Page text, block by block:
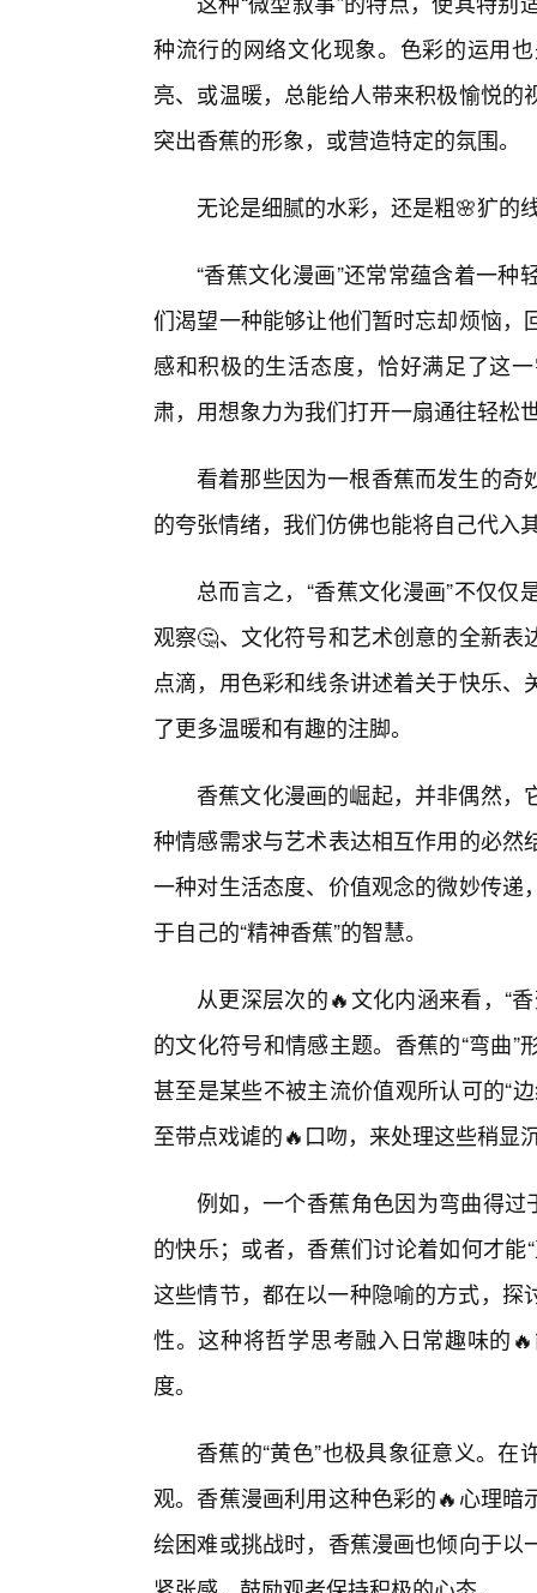
种流行的网络文化现象。色彩的运用
亮、或温暖，总能给人带来积极愉悦
突出香蕉的形象，或营造特定的氛围。
无论是细腻的水彩，还是粗🌸犷的
“香蕉文化漫画”还常常蕴含着一
们渴望一种能够让他们暂时忘却烦恼
感和积极的生活态度，恰好满足了这
肃，用想象力为我们打开一扇通往轻松
看着那些因为一根香蕉而发生的奇
的夸张情绪，我们仿佛也能将自己代入
总而言之，“香蕉文化漫画”不仅
观察🤔、文化符号和艺术创意的全新
点滴，用色彩和线条讲述着关于快乐
了更多温暖和有趣的注脚。
香蕉文化漫画的崛起，并非偶然
种情感需求与艺术表达相互作用的必
一种对生活态度、价值观念的微妙传
于自己的“精神香蕉”的智慧。
从更深层次的🔥文化内涵来看，“
的文化符号和情感主题。香蕉的“弯曲
甚至是某些不被主流价值观所认可的“
至带点戏谑的🔥口吻，来处理这些稍显
例如，一个香蕉角色因为弯曲得过
的快乐；或者，香蕉们讨论着如何才
这些情节，都在以一种隐喻的方式，探
性。这种将哲学思考融入日常趣味的
度。
香蕉的“黄色”也极具象征意义。
观。香蕉漫画利用这种色彩的🔥心理
绘困难或挑战时，香蕉漫画也倾向于